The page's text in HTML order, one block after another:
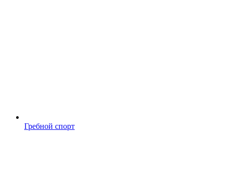
Гребной спорт